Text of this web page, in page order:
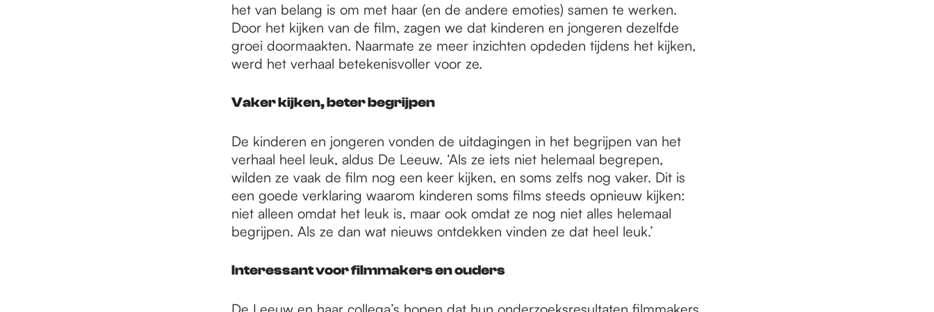
het van belang is om met haar (en de andere emoties) samen te werken.
Door het kijken van de film, zagen we dat kinderen en jongeren dezelfde
groei doormaakten. Naarmate ze meer inzichten opdeden tijdens het kijken,
werd het verhaal betekenisvoller voor ze.
Vaker kijken, beter begrijpen
De kinderen en jongeren vonden de uitdagingen in het begrijpen van het
verhaal heel leuk, aldus De Leeuw. ‘Als ze iets niet helemaal begrepen,
wilden ze vaak de film nog een keer kijken, en soms zelfs nog vaker. Dit is
een goede verklaring waarom kinderen soms films steeds opnieuw kijken:
niet alleen omdat het leuk is, maar ook omdat ze nog niet alles helemaal
begrijpen. Als ze dan wat nieuws ontdekken vinden ze dat heel leuk.’
Interessant voor filmmakers en ouders